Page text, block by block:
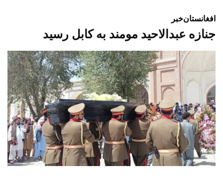
افغانستانخبر
جنازه عبدالاحید مومند به کابل رسید